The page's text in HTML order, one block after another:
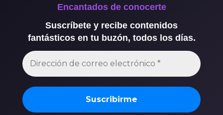
Encantados de conocerte
Suscríbete y recibe contenidos
fantásticos en tu buzón, todos los días.